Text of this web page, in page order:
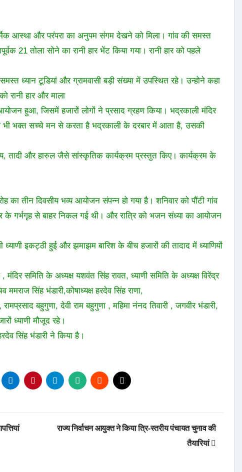
आस्था और परंपरा का अनुपम संगम देखने को मिला। गांव की समस्त
21 तोला सोने का रानी हार भेंट किया गया। रानी हार को पहले
ध्यान टूडियां और ग्रामवासी बड़ी संख्या में उपस्थित रहे। उन्होने कहा
रानी हार और माला
हुआ, जिसमें हजारों लोगों ने प्रसाद ग्रहण किया। भद्रकाली मंदिर
भी भक्त सच्चे मन से करता है भद्रकाली के दरबार में आता है, उसकी
तादी और हारुल जैसे सांस्कृतिक कार्यक्रम प्रस्तुत किए। कार्यक्रम के
का तीन दिवसीय भव्य आयोजन संपन्न हो गया है। शनिवार को पौंटी गांव
के गर्भगृह से बाहर निकल गई थी। और रात्रि को भजन संध्या का आयोजन
ध्याणी इकट्ठी हुई और झमाझम बारिश के बीच हजारों की तादाद में ध्याणियों
मंदिर समिति के अध्यक्ष यशवंत सिंह रावत, ध्याणी समिति के अध्यक्ष विरेंद्र
ममराज सिंह भंडारी,कोषाध्यक्ष हरदेव सिंह राणा,
बहुगुणा, देवी राम बहुगुणा , महिमा नंनद तिवारी , जगवीर भंडारी,
ध्याणी मौजूद रहे।
सिंह भंडारी ने किया है।
राज्य निर्वाचन आयुक्त ने किया त्रि-स्तरीय पंचायत चुनाव की
तैयारियां